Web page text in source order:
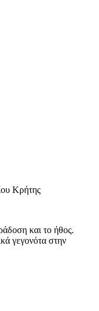
Κρήτης
και το ήθος.
γεγονότα στην